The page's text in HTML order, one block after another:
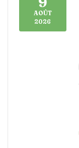
AOÛT
2026